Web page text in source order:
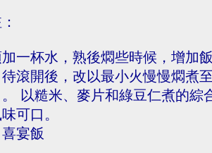
加一杯水，熟後燜些時候，增加
滾開後，改以最小火慢慢燜煮
以糙米、麥片和綠豆仁煮的綜
可口。
宴飯